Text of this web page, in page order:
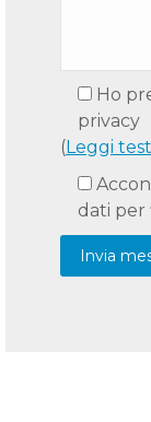
Ho
privacy
(Leggi
dati per